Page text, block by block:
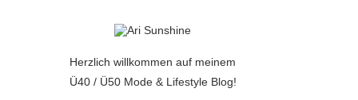
Herzlich willkommen auf meinem
Ü40 / Ü50 Mode & Lifestyle Blog!